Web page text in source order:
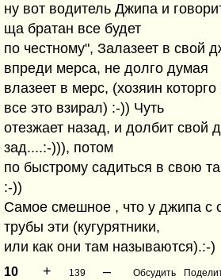
ну вот водитель Джипа и
ща братан все будет
по честному", Залазеет в свой
впреди мерса, не долго думая
влазеет в мерс, (хозяин
все это взирал) :-)) Чуть
отезжает назад, и долбит свой
зад....:-))), потом
по быстрому садиться в свою
:-))
Самое смешное , что у джипа с
трубы эти (кугурятники,
или как они там называются).:-)
10 + 139 – Обсудить